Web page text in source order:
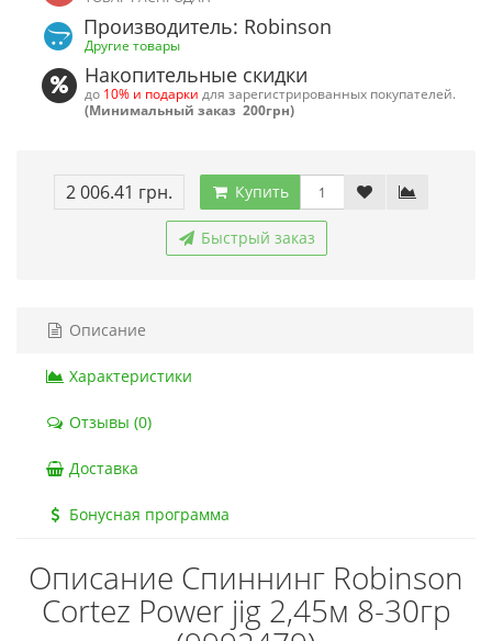
Производитель: Robinson
Другие товары
Накопительные скидки
до 10% и подарки для зарегистрированных покупателей.
(Минимальный заказ 200грн)
2 006.41 грн. Купить
Быстрый заказ
Описание
Характеристики
Отзывы (0)
Доставка
Бонусная программа
Описание Спиннинг Robinson
Cortez Power jig 2,45м 8-30гр